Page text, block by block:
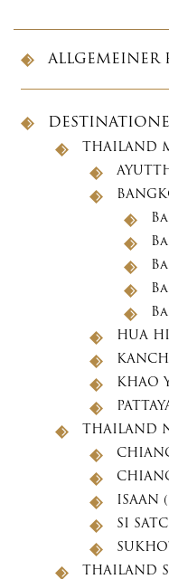
ALLGEMEINER
THAILAND
HUA
KHAO
THAILAND
ISAAN
SI
THAILAND